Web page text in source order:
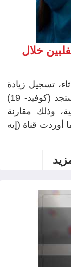
خلال
تسجيل زيادة
في حالات الإصابة بفيروس كورونا المستجد (كوفيد- 19)
وذلك مقارنة
أوردت قناة (إيه